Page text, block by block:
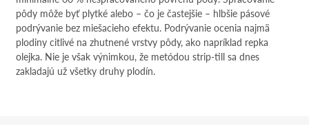
pôdy môže byť plytké alebo – čo je častejšie – hlbšie pásové
podrývanie bez miešacieho efektu. Podrývanie ocenia najmä
plodiny citlivé na zhutnené vrstvy pôdy, ako napríklad repka
olejka. Nie je však výnimkou, že metódou strip-till sa dnes
zakladajú už všetky druhy plodín.